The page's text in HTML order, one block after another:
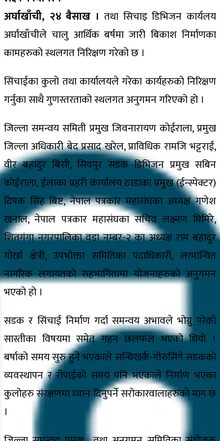
अर्घाखाँची, २४ बैसाख । तथा सिचाइ डिभिजन कार्यलय
अर्घाखाँचीले चालु आर्थिक बर्षमा जारी बिकाश निर्माणका
कामहरुको स्थलगत निरिक्षण गरेको छ ।
सिंचाईका कुलो तथा कार्यालयले गरेका कार्यहरुको निरिक्षण
गर्नुका साथै गुणस्तरताको स्थलगत अनुगमन गरिएको हो ।
जिल्ला समन्वय समिती प्रमुख जिवनारायण कोईराला, प्रमुख
जिल्ला अधिकारी बेद प्रसाद खरेल, प्राविधिक रामजि भट्टराई,
वीर बहादुर बिसी, सिवपुर सडक डिभिजन प्रमुख सबिन
कोईराला, ईलाका प्रहरी कार्यालय ठाडाका प्रमुख (ईन्स्पेक्टर)
दिपक सिंह बिष्ट, नेपाल पत्रकार महासंघका अध्यक्ष गणेश
खनाल, नेपाल पत्रकार महासंघका सचिव लक्ष्मण घिमिरे,
शितगंगा नगरपालिका वडा नम्बर-२ का अध्यक्ष राम बहादुर
गोर्खा क्षेत्री, उपभोक्ता समितिका पदाधिकारी, लाभान्वित
नागरिक लगायतको सहभागितामा योजनाहरुको अनुगमन
भएको हो ।
सडक र सिंचाई निर्माण गर्दा समन्वय अभावले भोग्नु परेको
सास्तीका विषयमा समेत गहन छलफल भएको थियो ।
बर्षाको समय सुरु हुने भएकाले सन्धिखर्क-गोरुसिंगे सडकको
व्यवस्थापन र रोपाईको समय पनि भएकाले निर्माण भएका
कुलोहरु संरक्षणमा ध्यान दिनुपर्ने सरोकारवालाहरुको माग छ
।